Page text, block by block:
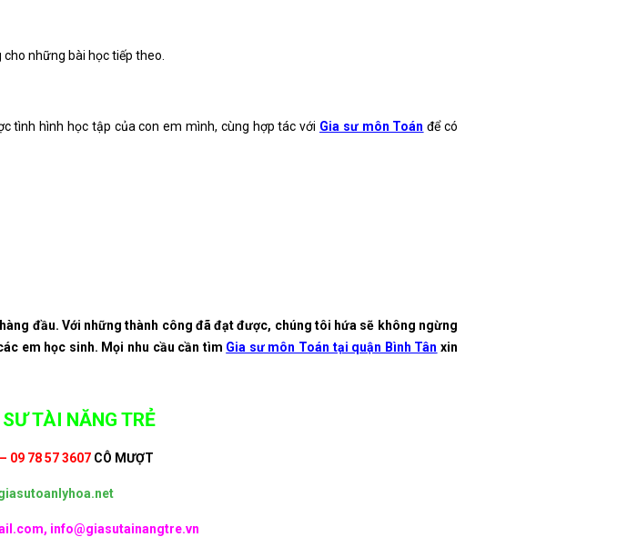
những bài học tiếp theo.
tình hình học tập của con em mình, cùng hợp tác với Gia sư môn Toán để có
đầu. Với những thành công đã đạt được, chúng tôi hứa sẽ không ngừng
em học sinh. Mọi nhu cầu cần tìm Gia sư môn Toán tại quận Bình Tân xin
TÀI NĂNG TRẺ
09 78 57 3607 CÔ MƯỢT
info@giasutainangtre.vn